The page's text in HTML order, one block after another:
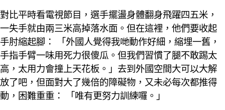
對比平時看電視節目，選手擺盪身體翻身飛躍四五米，
一失手就由兩三米高掉落水面。但在這裡，他們要收起
手肘縮起腳： 「外國人覺得我哋動作好細，縮埋一舊，
手指手臂一味用死力很傻瓜。但我們習慣了腿不敢踢太
高，太用力會撞上天花板。」去到外國空間大可以大解
放了吧，但面對大了幾倍的障礙物，又未必每次都推得
動，困難重重： 「唯有更努力訓練囉。」